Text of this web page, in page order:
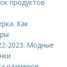
продуктов
Как
2023. Модные